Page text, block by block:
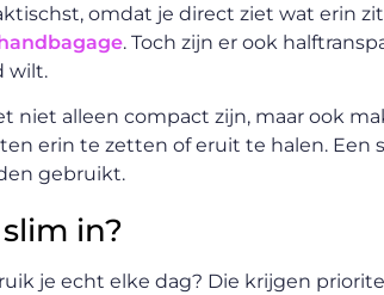
omdat je direct ziet wat erin
. Toch zijn er ook
wilt.
niet alleen compact zijn, maar ook
erin te zetten of eruit te halen. Een
gebruikt.
in?
je echt elke dag? Die krijgen